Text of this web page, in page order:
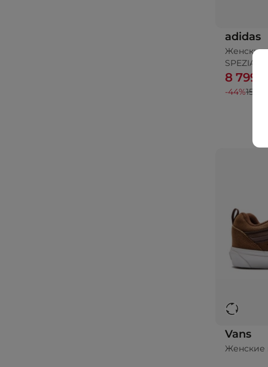
adidas
Женские
SPEZIAL
8 799 ₽
-44%15
Vans
Женские